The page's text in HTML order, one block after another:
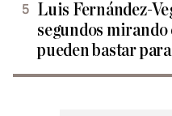
Luis Fernández-
segundos
pueden bastar